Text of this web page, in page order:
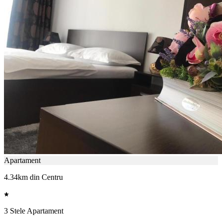
Apartament
4.34km din Centru
3 Stele Apartament